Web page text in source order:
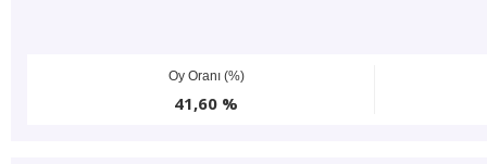
Oy Oranı (%)
41,60 %